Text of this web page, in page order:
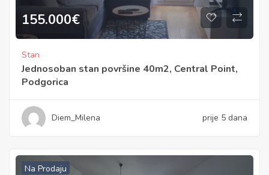
155.000€
Stan
Jednosoban stan površine 40m2, Central Point,
Podgorica
Diem_Milena prije 5 dana
Na Prodaju